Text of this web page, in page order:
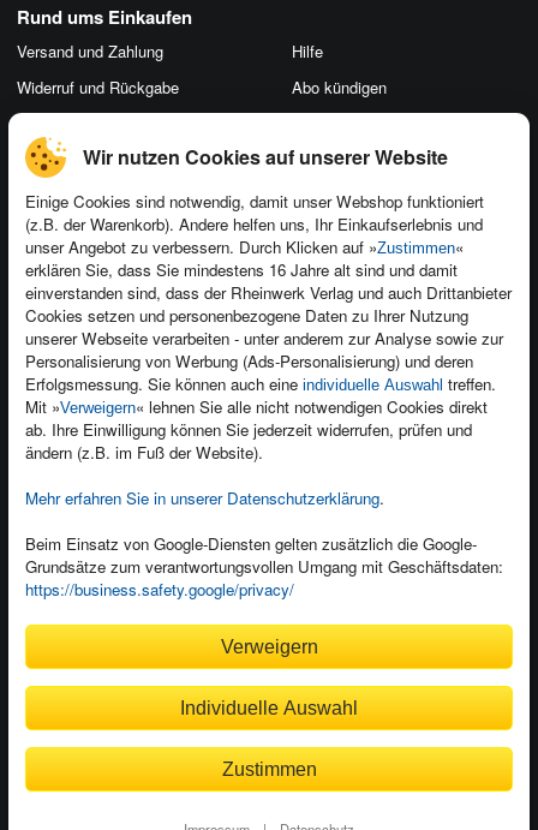
Wir nutzen Cookies auf unserer Website
Einige Cookies sind notwendig, damit unser Webshop funktioniert
(z.B. der Warenkorb). Andere helfen uns, Ihr Einkaufserlebnis und
unser Angebot zu verbessern. Durch Klicken auf »Zustimmen«
erklären Sie, dass Sie mindestens 16 Jahre alt sind und damit
einverstanden sind, dass der Rheinwerk Verlag und auch Drittanbieter
Cookies setzen und personenbezogene Daten zu Ihrer Nutzung
unserer Webseite verarbeiten - unter anderem zur Analyse sowie zur
Personalisierung von Werbung (Ads-Personalisierung) und deren
Erfolgsmessung. Sie können auch eine individuelle Auswahl treffen.
Mit »Verweigern« lehnen Sie alle nicht notwendigen Cookies direkt
ab. Ihre Einwilligung können Sie jederzeit widerrufen, prüfen und
ändern (z.B. im Fuß der Website).
Mehr erfahren Sie in unserer Datenschutzerklärung.
Beim Einsatz von Google-Diensten gelten zusätzlich die Google-
Grundsätze zum verantwortungsvollen Umgang mit Geschäftsdaten:
https://business.safety.google/privacy/
Zustimmen
Verweigern
Individuelle Auswahl
Kontakt
Newsletter
Für Unternehmen
Presseservice
Dozentenservice
Produktfeedback
Foreign Rights
Ein Buch schreiben
Rund ums Einkaufen
Versand und Zahlung
Widerruf und Rückgabe
AGB
Datenschutz
Hilfe
Abo kündigen
Kundenservice
Wir sind gerne für Sie da!
service@rheinwerk-verlag.de
Bequem zahlen